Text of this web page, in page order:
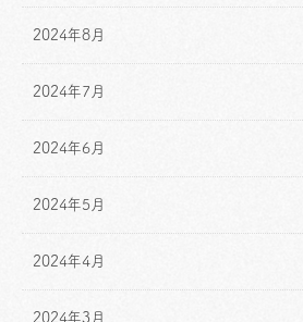
2024年8月
2024年7月
2024年6月
2024年5月
2024年4月
2024年3月